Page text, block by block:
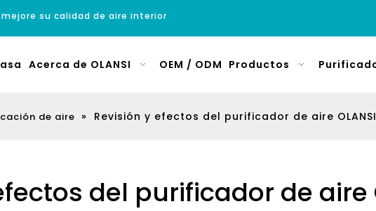
mejore su calidad de aire interior
Acerca de OLANSI OEM / ODM Productos
de aire » Revisión y efectos del purificador de aire
del purificador de aire